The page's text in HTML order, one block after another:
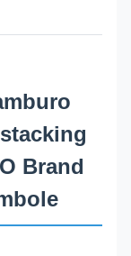
Brand